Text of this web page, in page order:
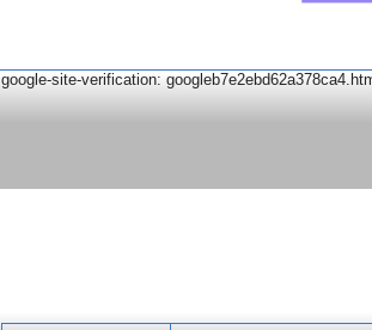
google-site-verification: